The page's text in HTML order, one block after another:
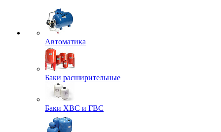
Автоматика
Баки расширительные
Баки ХВС и ГВС